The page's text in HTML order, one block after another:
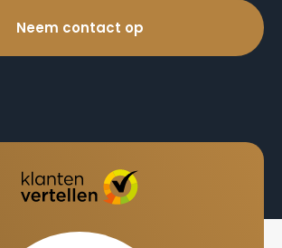
Neem contact op